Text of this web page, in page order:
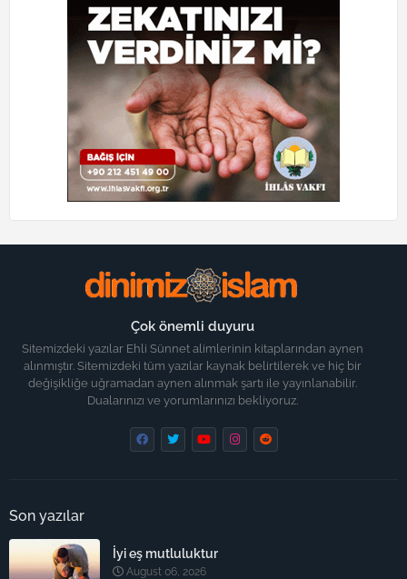
Çok önemli duyuru
Sitemizdeki yazılar Ehli Sünnet alimlerinin kitaplarından aynen
alınmıştır. Sitemizdeki tüm yazılar kaynak belirtilerek ve hiç bir
değişikliğe uğramadan aynen alınmak şartı ile yayınlanabilir.
Dualarınızı ve yorumlarınızı bekliyoruz.
Son yazılar
İyi eş mutluluktur
August 06, 2026